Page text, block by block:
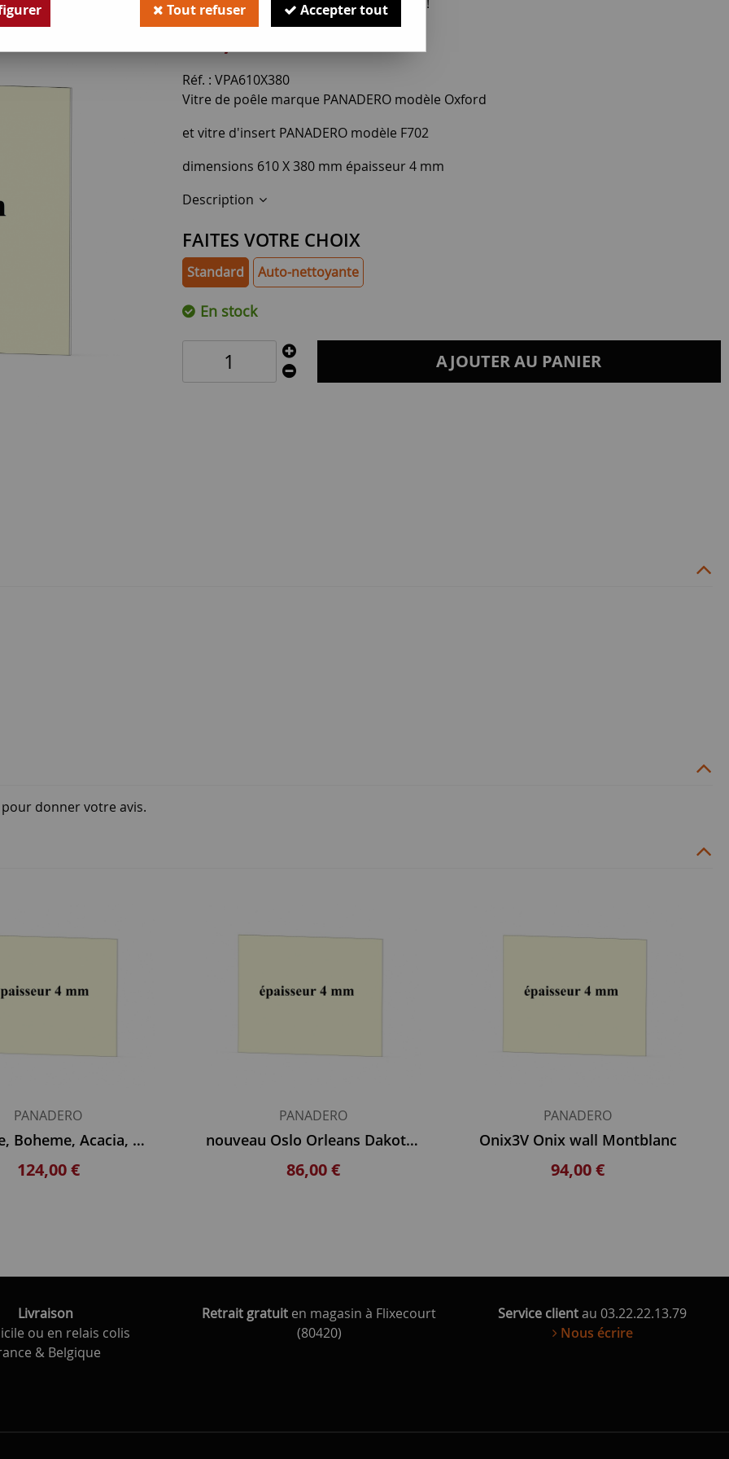
Réf. : VPA610X380
Vitre de poêle marque PANADERO modèle Oxford
et vitre d'insert PANADERO modèle F702
dimensions 610 X 380 mm épaisseur 4 mm
Description
FAITES VOTRE CHOIX
Standard Auto-nettoyante
En stock
AJOUTER AU PANIER
pour donner votre avis.
PANADERO
Provence, Boheme, Acacia, HB, CB
124,00 €
PANADERO
nouveau Oslo Orleans Dakota Faro Dover Castilla
86,00 €
PANADERO
Onix3V Onix wall Montblanc
94,00 €
Livraison
ou en relais colis
& Belgique
Retrait gratuit en magasin à Flixecourt
(80420)
Service clientau 03.22.22.13.79
Nous écrire
Tout refuser Accepter tout